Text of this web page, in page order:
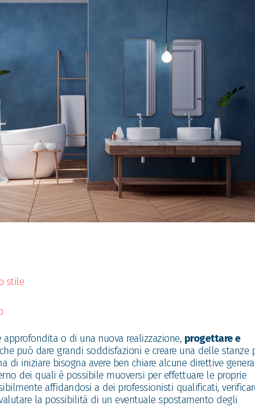
stile
o di una nuova realizzazione, progettare e
può dare grandi soddisfazioni e creare una delle stanze
di iniziare bisogna avere ben chiare alcune direttive
dei quali è possibile muoversi per effettuare le proprie
affidandosi a dei professionisti qualificati,
la possibilità di un eventuale spostamento degli